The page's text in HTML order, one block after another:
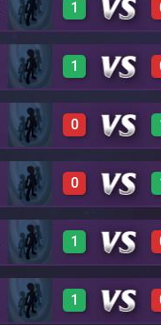
1 A5
1
1 A5
1
1 A5
0
0 A5
0
0 A5
1
1 A5
1